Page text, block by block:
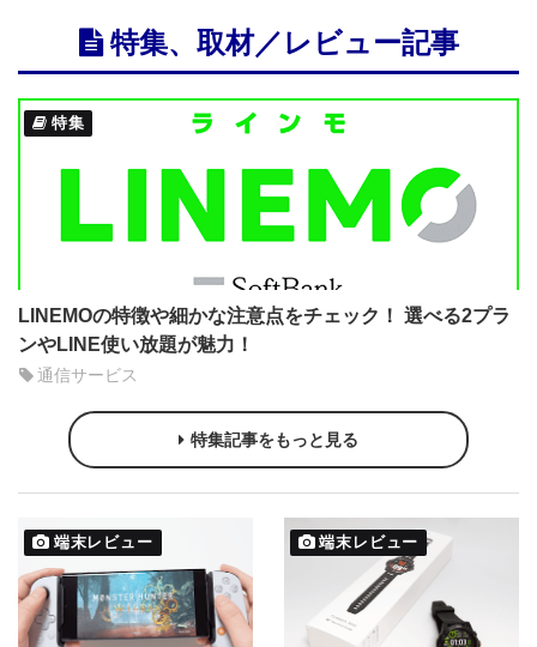
特集、取材／レビュー記事
特集
LINEMOの特徴や細かな注意点をチェック！ 選べる2プラ
ンやLINE使い放題が魅力！
通信サービス
特集記事をもっと見る
端末レビュー 端末レビュー